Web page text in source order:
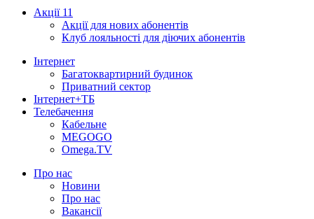
Акції 11
Акції для нових абонентів
Клуб лояльності для діючих абонентів
Інтернет
Багатоквартирний будинок
Приватний сектор
Інтернет+ТБ
Телебачення
Кабельне
MEGOGO
Omega.TV
Про нас
Новини
Про нас
Вакансії